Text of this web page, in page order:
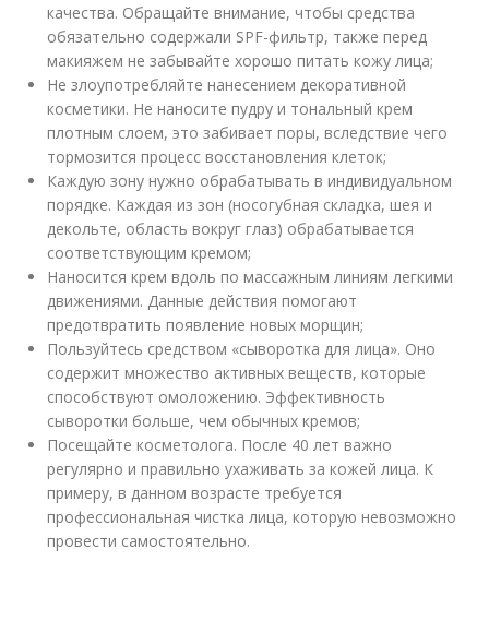
качества. Обращайте внимание, чтобы средства
обязательно содержали SPF-фильтр, также перед
макияжем не забывайте хорошо питать кожу лица;
Не злоупотребляйте нанесением декоративной
косметики. Не наносите пудру и тональный крем
плотным слоем, это забивает поры, вследствие чего
тормозится процесс восстановления клеток;
Каждую зону нужно обрабатывать в индивидуальном
порядке. Каждая из зон (носогубная складка, шея и
декольте, область вокруг глаз) обрабатывается
соответствующим кремом;
Наносится крем вдоль по массажным линиям легкими
движениями. Данные действия помогают
предотвратить появление новых морщин;
Пользуйтесь средством «сыворотка для лица». Оно
содержит множество активных веществ, которые
способствуют омоложению. Эффективность
сыворотки больше, чем обычных кремов;
Посещайте косметолога. После 40 лет важно
регулярно и правильно ухаживать за кожей лица. К
примеру, в данном возрасте требуется
профессиональная чистка лица, которую невозможно
провести самостоятельно.